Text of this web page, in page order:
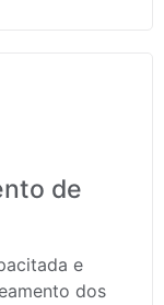
de
e
dos